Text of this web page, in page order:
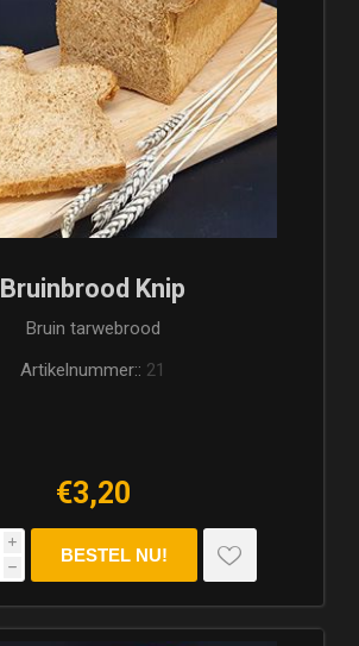
Bruinbrood Knip
Bruin tarwebrood
Artikelnummer:: 21
€3,20
i
h